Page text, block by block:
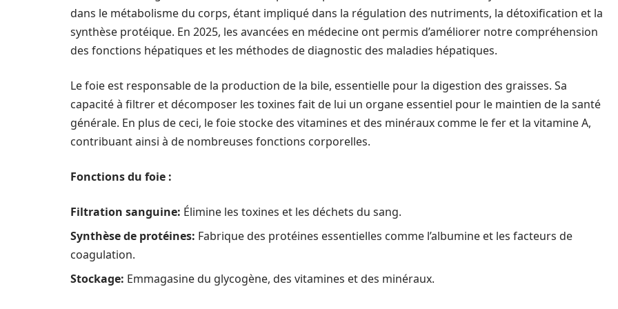
dans le métabolisme du corps, étant impliqué dans la régulation des nutriments, la détoxification et la
synthèse protéique. En 2025, les avancées en médecine ont permis d’améliorer notre compréhension
des fonctions hépatiques et les méthodes de diagnostic des maladies hépatiques.
Le foie est responsable de la production de la bile, essentielle pour la digestion des graisses. Sa
capacité à filtrer et décomposer les toxines fait de lui un organe essentiel pour le maintien de la santé
générale. En plus de ceci, le foie stocke des vitamines et des minéraux comme le fer et la vitamine A,
contribuant ainsi à de nombreuses fonctions corporelles.
Fonctions du foie :
Filtration sanguine: Élimine les toxines et les déchets du sang.
Synthèse de protéines: Fabrique des protéines essentielles comme l’albumine et les facteurs de
coagulation.
Stockage: Emmagasine du glycogène, des vitamines et des minéraux.